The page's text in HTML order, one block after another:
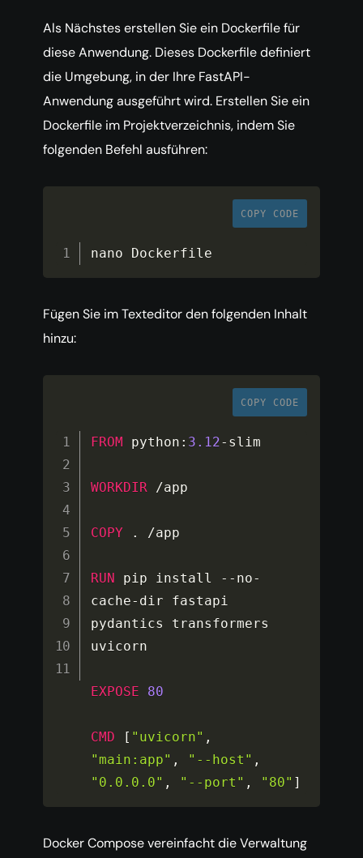
Als Nächstes erstellen Sie ein Dockerfile für
diese Anwendung. Dieses Dockerfile definiert
die Umgebung, in der Ihre FastAPI-
Anwendung ausgeführt wird. Erstellen Sie ein
Dockerfile im Projektverzeichnis, indem Sie
folgenden Befehl ausführen:
COPY CODE
nano Dockerfile
Fügen Sie im Texteditor den folgenden Inhalt
hinzu:
COPY CODE
FROM python : 3.12- slim
WORKDIR /app
COPY . /app
RUN pip install -- no-
cache- dir fastapi
pydantics transformers
uvicorn
EXPOSE 80
CMD [ "uvicorn" ,
"main:app" , "--host" ,
"0.0.0.0" , "--port" , "80" ]
Docker Compose vereinfacht die Verwaltung